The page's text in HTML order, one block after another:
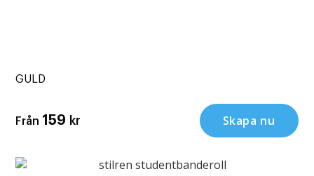
GULD
Från 159 kr Skapa nu